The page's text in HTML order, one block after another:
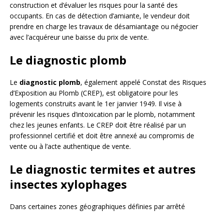
construction et d’évaluer les risques pour la santé des
occupants. En cas de détection d’amiante, le vendeur doit
prendre en charge les travaux de désamiantage ou négocier
avec l’acquéreur une baisse du prix de vente.
Le diagnostic plomb
Le diagnostic plomb, également appelé Constat des Risques
d’Exposition au Plomb (CREP), est obligatoire pour les
logements construits avant le 1er janvier 1949. Il vise à
prévenir les risques d’intoxication par le plomb, notamment
chez les jeunes enfants. Le CREP doit être réalisé par un
professionnel certifié et doit être annexé au compromis de
vente ou à l’acte authentique de vente.
Le diagnostic termites et autres
insectes xylophages
Dans certaines zones géographiques définies par arrêté